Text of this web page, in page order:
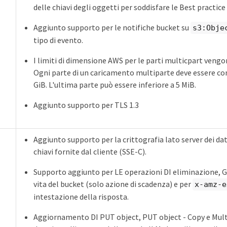
delle chiavi degli oggetti per soddisfare le Best
Aggiunto supporto per le notifiche bucket su
tipo di evento.
I limiti di dimensione AWS per le parti multicpart
Ogni parte di un caricamento multiparte deve essere
GiB. L'ultima parte può essere inferiore a 5 MiB.
Aggiunto supporto per TLS 1.3
Aggiunto supporto per la crittografia lato server dei
chiavi fornite dal cliente (SSE-C).
Supporto aggiunto per LE operazioni DI eliminazione,
vita del bucket (solo azione di scadenza) e per x-amz-
intestazione della risposta.
Aggiornamento DI PUT object, PUT object - Copy e